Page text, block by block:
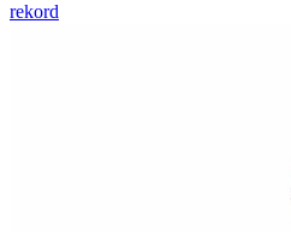
rekord